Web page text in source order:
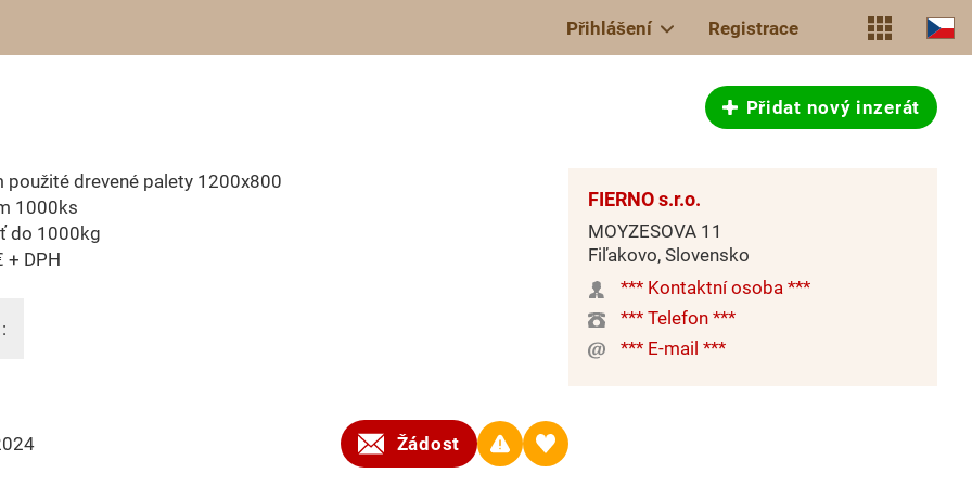
Přihlášení Registrace
Přidat nový inzerát
použité drevené palety 1200x800
1000ks
do 1000kg
+ DPH
Žádost
FIERNO s.r.o.
MOYZESOVA 11
Fiľakovo, Slovensko
*** Kontaktní osoba ***
*** Telefon ***
*** E-mail ***